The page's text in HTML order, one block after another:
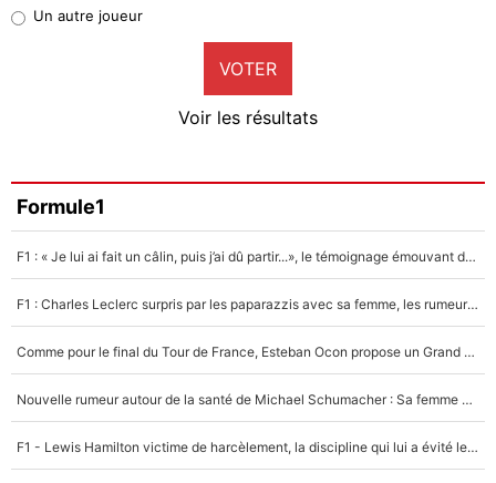
9%
Faris Moumbagna
5%
Un autre joueur
5%
Un autre joueur
VOTER
Voir les résultats
Formule1
F1 : « Je lui ai fait un câlin, puis j’ai dû partir...», le témoignage émouvant de Max Verstappen sur sa fille
F1 : Charles Leclerc surpris par les paparazzis avec sa femme, les rumeurs étaient vraies !
Comme pour le final du Tour de France, Esteban Ocon propose un Grand Prix de Formule 1 à Paris : «Autour de l’Arc de Triomphe, ce serait génial» !
Nouvelle rumeur autour de la santé de Michael Schumacher : Sa femme Corinna sort du silence
F1 - Lewis Hamilton victime de harcèlement, la discipline qui lui a évité le pire : «J'aurais probablement mal tourné»